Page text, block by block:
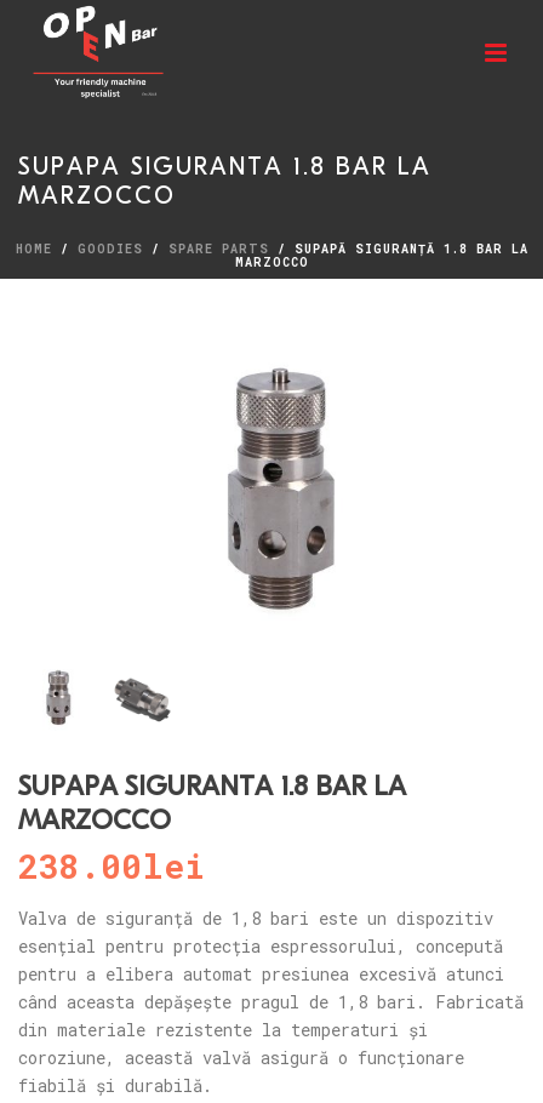
SUPAPĂ SIGURANȚĂ 1.8 BAR LA
MARZOCCO
HOME / GOODIES / SPARE PARTS / SUPAPĂ SIGURANȚĂ 1.8 BAR LA
MARZOCCO
SUPAPĂ SIGURANȚĂ 1.8 BAR LA
MARZOCCO
238.00lei
Valva de siguranță de 1,8 bari este un dispozitiv
esențial pentru protecția espressorului, concepută
pentru a elibera automat presiunea excesivă atunci
când aceasta depășește pragul de 1,8 bari. Fabricată
din materiale rezistente la temperaturi și
coroziune, această valvă asigură o funcționare
fiabilă și durabilă.